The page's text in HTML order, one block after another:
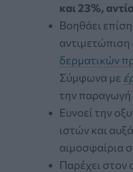
και 23%,
Βοηθάει
αντιμετώπιση
δερματικών
Σύμφωνα με
την
Ευνοεί την
ιστών και
αιμοσφαίρια
Παρέχει στον